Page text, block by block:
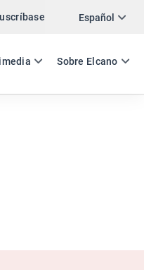
Español
ES EN
Sobre Elcano
Twitter